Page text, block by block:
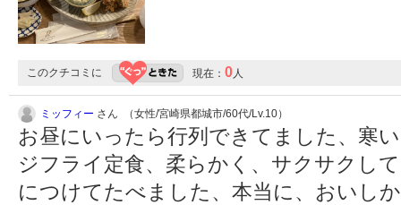
このクチコミに 現在： 0人
ミッフィー さん （女性/宮崎県都城市/60代/Lv.10）
お昼にいったら行列できてました、寒
ジフライ定食、柔らかく、サクサクし
につけてたべました、本当に、おいし